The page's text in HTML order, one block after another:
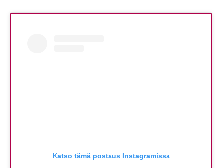
Katso tämä postaus Instagramissa